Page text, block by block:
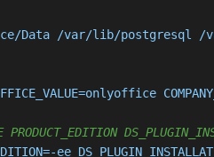
Data /var/lib/
ee